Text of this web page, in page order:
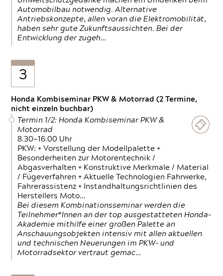
Automobilbau notwendig. Alternative
Antriebskonzepte, allen voran die Elektromobilität,
haben sehr gute Zukunftsaussichten. Bei der
Entwicklung der zugeh…
3
Honda Kombiseminar PKW & Motorrad (2 Termine,
nicht einzeln buchbar)
Termin 1/2: Honda Kombiseminar PKW &
Motorrad
8.30—16.00 Uhr
PKW: + Vorstellung der Modellpalette +
Besonderheiten zur Motorentechnik /
Abgasverhalten + Konstruktive Merkmale / Material
/ Fügeverfahren + Aktuelle Technologien Fahrwerke,
Fahrerassistenz + Instandhaltungsrichtlinien des
Herstellers Moto…
Bei diesem Kombinationsseminar werden die
Teilnehmer*Innen an der top ausgestatteten Honda-
Akademie mithilfe einer großen Palette an
Anschauungsobjekten intensiv mit allen aktuellen
und technischen Neuerungen im PKW- und
Motorradsektor vertraut gemac…